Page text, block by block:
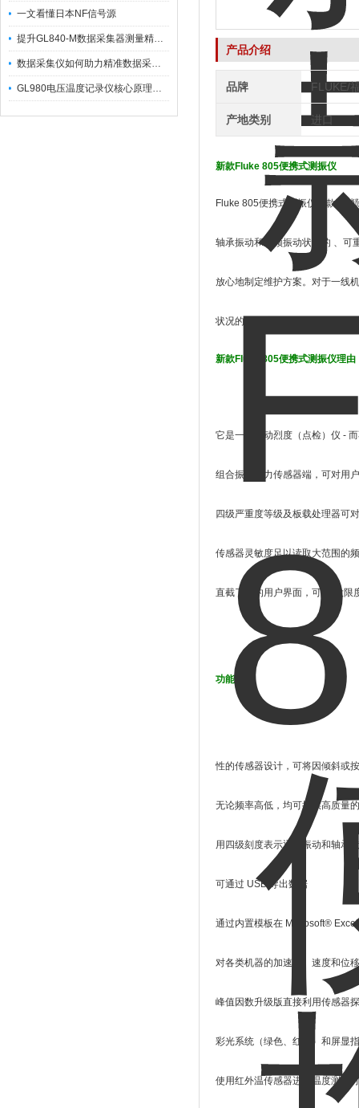
一文看懂日本NF信号源
提升GL840-M数据采集器测量精度的操作秘籍
数据采集仪如何助力精准数据采集与分析？​
GL980电压温度记录仪核心原理及行业应用
产品介绍
品牌 FLUKE/
产地类别 进口
新款Fluke 805便携式测振仪
Fluke 805便携式测振仪一款可
轴承振动和通频振动状况的 、可
放心地制定维护方案。对于一线
状况的严重度等级读数。
新款Fluke 805便携式测振仪理由
它是一个振动烈度（点检）仪 -
组合振动和力传感器端，可对用
四级严重度等级及板载处理器可
传感器灵敏度足以读取大范围的
直截了当的用户界面，可zui大限
功能：
性的传感器设计，可将因倾斜或
无论频率高低，均可提供高质量
用四级刻度表示通频振动和轴承
可通过 USB 导出数据
通过内置模板在 Microsoft®
对各类机器的加速度、速度和位
峰值因数升级版直接利用传感器
彩光系统（绿色、红色）和屏显
使用红外温传感器进行温度测量